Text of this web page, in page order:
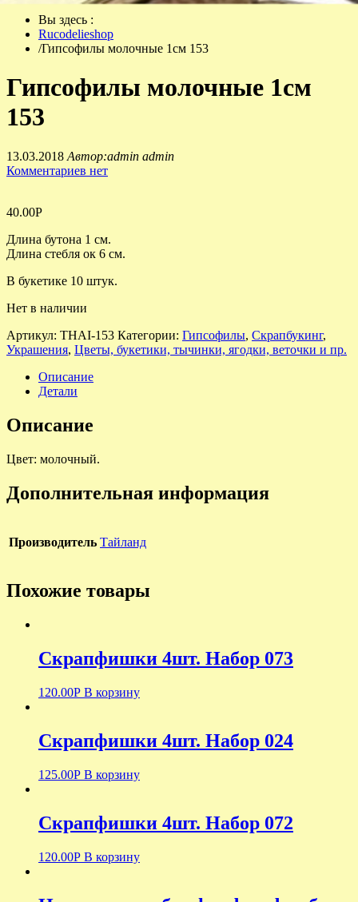
Вы здесь :
Rucodelieshop
/Гипсофилы молочные 1см 153
Гипсофилы молочные 1см
153
13.03.2018 Автор:admin admin
Комментариев нет
40.00Р
Длина бутона 1 см.
Длина стебля ок 6 см.
В букетике 10 штук.
Нет в наличии
Артикул: THAI-153 Категории: Гипсофилы, Скрапбукинг,
Украшения, Цветы, букетики, тычинки, ягодки, веточки и пр.
Описание
Детали
Описание
Цвет: молочный.
Дополнительная информация
Производитель Тайланд
Похожие товары
Скрапфишки 4шт. Набор 073
120.00Р В корзину
Скрапфишки 4шт. Набор 024
125.00Р В корзину
Скрапфишки 4шт. Набор 072
120.00Р В корзину